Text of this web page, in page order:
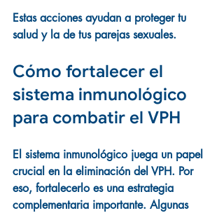
Estas acciones ayudan a proteger tu
salud y la de tus parejas sexuales.
Cómo fortalecer el
sistema inmunológico
para combatir el VPH
El sistema inmunológico juega un papel
crucial en la eliminación del VPH. Por
eso, fortalecerlo es una estrategia
complementaria importante. Algunas